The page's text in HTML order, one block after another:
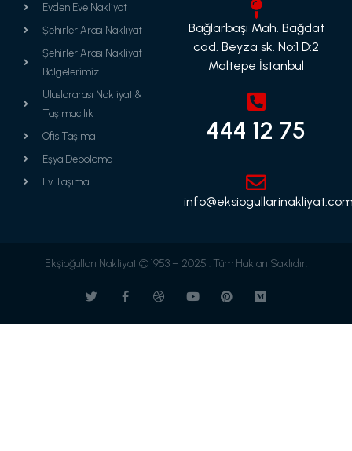
Evden Eve Nakliyat
Şehirler Arası Nakliyat
Şehirler Arası Nakliyat
Bölgelerimiz
Uluslararası Nakliyat &
Taşımacılık
Ofis Taşıma
Eşya Depolama
Ev Taşıma
Bağlarbaşı Mah. Bağdat
cad. Beyza sk. No:1 D:2
Maltepe İstanbul
444 12 75
Ekşioğulları Nakliyat © 1953 – 2025 . Tüm Hakları Saklıdır.